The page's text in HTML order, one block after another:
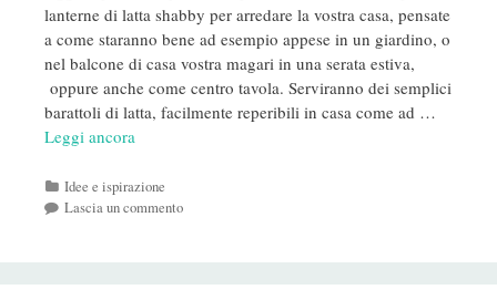
lanterne di latta shabby per arredare la vostra casa, pensate
a come staranno bene ad esempio appese in un giardino, o
nel balcone di casa vostra magari in una serata estiva,
oppure anche come centro tavola. Serviranno dei semplici
barattoli di latta, facilmente reperibili in casa come ad …
Leggi ancora
Categorie
Idee e ispirazione
Lascia un commento